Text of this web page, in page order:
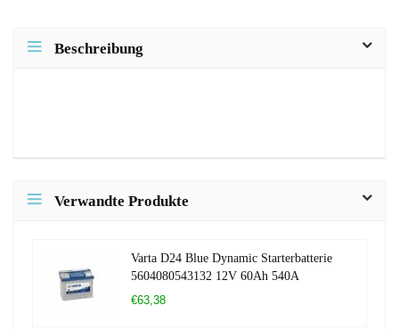
Beschreibung
Verwandte Produkte
Varta D24 Blue Dynamic Starterbatterie
5604080543132 12V 60Ah 540A
€63,38